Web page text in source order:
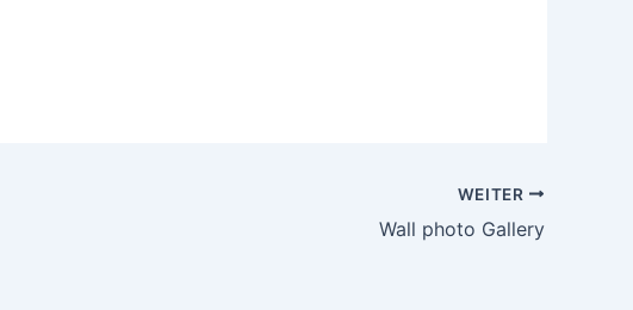
WEITER
Wall photo Gallery